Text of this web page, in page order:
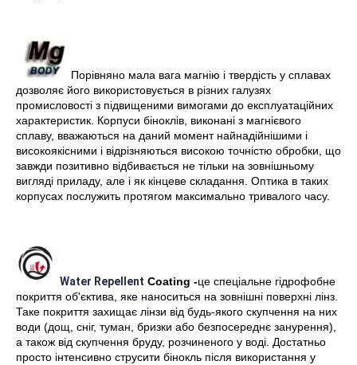
Порівняно мала вага магнію і твердість у сплавах
дозволяє його використовується в різних галузях
промисловості з підвищеними вимогами до експлуатаційних
характеристик. Корпуси біноклів, виконані з магнієвого
сплаву, вважаються на даний момент найнадійнішими і
високоякісними і відрізняються високою точністю обробки, що
завжди позитивно відбивається не тільки на зовнішньому
вигляді приладу, але і як кінцеве складання. Оптика в таких
корпусах послужить протягом максимально тривалого часу.
Water Repellent Coating -це спеціальне гідрофобне
покриття об'єктива, яке наноситься на зовнішні поверхні лінз.
Таке покриття захищає лінзи від будь-якого скупчення на них
води (дощ, сніг, туман, бризки або безпосереднє занурення),
а також від скупчення бруду, розчиненого у воді. Достатньо
просто інтенсивно струсити бінокль після використання у